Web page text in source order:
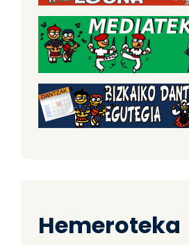
Hemeroteka